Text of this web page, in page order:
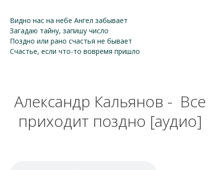
Видно нас на небе Ангел забывает
Загадаю тайну, запишу число
Поздно или рано счастья не бывает
Счастье, если что-то вовремя пришло
Александр Кальянов - Все
приходит поздно [аудио]